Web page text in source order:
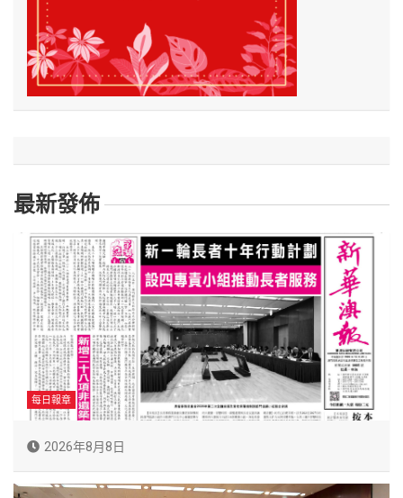
最新發佈
每日報章
2026年8月8日